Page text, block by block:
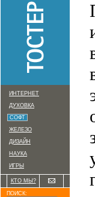
ИНТЕРНЕТ
ДУХОВКА
СОФТ
ЖЕЛЕЗО
ДИЗАЙН
НАУКА
ИГРЫ
КТО МЫ?
ПОИСК: